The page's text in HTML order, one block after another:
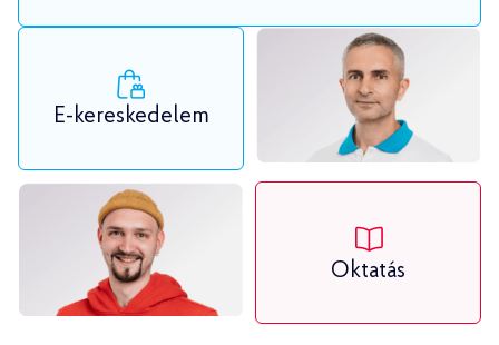
E-kereskedelem
Oktatás